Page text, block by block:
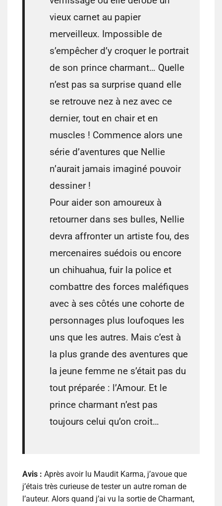
vieux carnet au papier
merveilleux. Impossible de
s’empêcher d’y croquer le portrait
de son prince charmant… Quelle
n’est pas sa surprise quand elle
se retrouve nez à nez avec ce
dernier, tout en chair et en
muscles ! Commence alors une
série d’aventures que Nellie
n’aurait jamais imaginé pouvoir
dessiner !
Pour aider son amoureux à
retourner dans ses bulles, Nellie
devra affronter un artiste fou, des
mercenaires suédois ou encore
un chihuahua, fuir la police et
combattre des forces maléfiques
avec à ses côtés une cohorte de
personnages plus loufoques les
uns que les autres. Mais c’est à
la plus grande des aventures que
la jeune femme ne s’était pas du
tout préparée : l’Amour. Et le
prince charmant n’est pas
toujours celui qu’on croit…
Avis : Après avoir lu Maudit Karma, j’avoue que
j’étais très curieuse de tester un autre roman de
l’auteur. Alors quand j’ai vu la sortie de Charmant,